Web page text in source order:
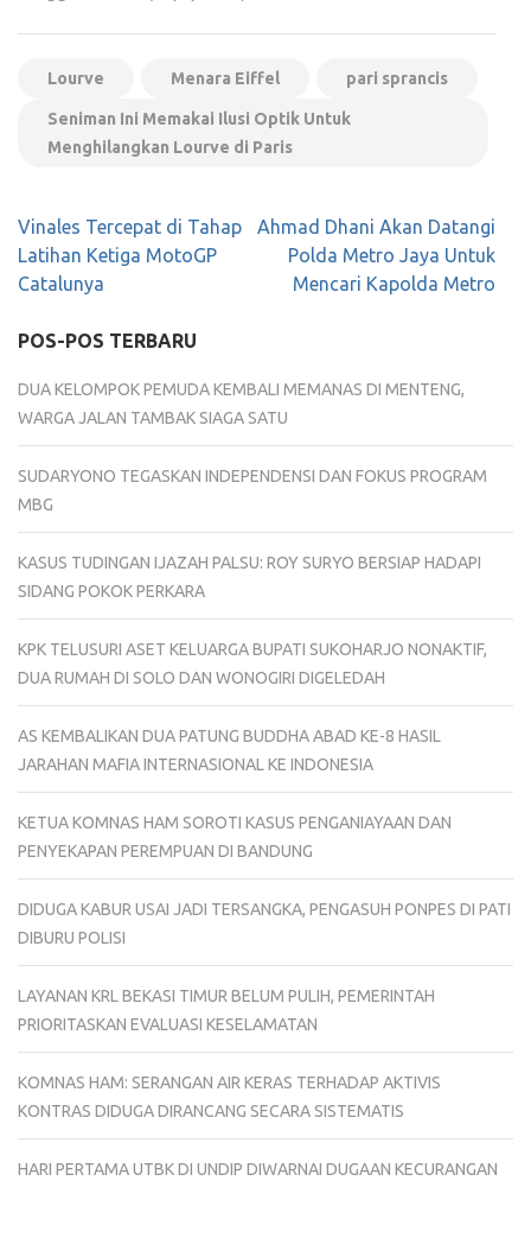
Lourve Menara Eiffel pari sprancis
Seniman Ini Memakai Ilusi Optik Untuk
Menghilangkan Lourve di Paris
Navigasi
pos
Vinales Tercepat di Tahap
Latihan Ketiga MotoGP
Catalunya
Ahmad Dhani Akan Datangi
Polda Metro Jaya Untuk
Mencari Kapolda Metro
POS-POS TERBARU
DUA KELOMPOK PEMUDA KEMBALI MEMANAS DI MENTENG,
WARGA JALAN TAMBAK SIAGA SATU
SUDARYONO TEGASKAN INDEPENDENSI DAN FOKUS PROGRAM
MBG
KASUS TUDINGAN IJAZAH PALSU: ROY SURYO BERSIAP HADAPI
SIDANG POKOK PERKARA
KPK TELUSURI ASET KELUARGA BUPATI SUKOHARJO NONAKTIF,
DUA RUMAH DI SOLO DAN WONOGIRI DIGELEDAH
AS KEMBALIKAN DUA PATUNG BUDDHA ABAD KE-8 HASIL
JARAHAN MAFIA INTERNASIONAL KE INDONESIA
KETUA KOMNAS HAM SOROTI KASUS PENGANIAYAAN DAN
PENYEKAPAN PEREMPUAN DI BANDUNG
DIDUGA KABUR USAI JADI TERSANGKA, PENGASUH PONPES DI PATI
DIBURU POLISI
LAYANAN KRL BEKASI TIMUR BELUM PULIH, PEMERINTAH
PRIORITASKAN EVALUASI KESELAMATAN
KOMNAS HAM: SERANGAN AIR KERAS TERHADAP AKTIVIS
KONTRAS DIDUGA DIRANCANG SECARA SISTEMATIS
HARI PERTAMA UTBK DI UNDIP DIWARNAI DUGAAN KECURANGAN